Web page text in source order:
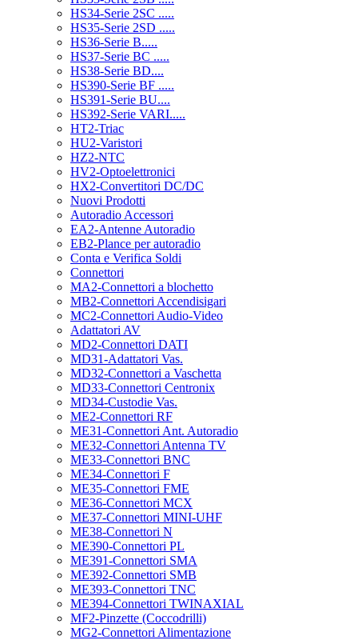
HS34-Serie 2SC .....
HS35-Serie 2SD .....
HS36-Serie B.....
HS37-Serie BC .....
HS38-Serie BD....
HS390-Serie BF .....
HS391-Serie BU....
HS392-Serie VARI.....
HT2-Triac
HU2-Varistori
HZ2-NTC
HV2-Optoelettronici
HX2-Convertitori DC/DC
Nuovi Prodotti
Autoradio Accessori
EA2-Antenne Autoradio
EB2-Plance per autoradio
Conta e Verifica Soldi
Connettori
MA2-Connettori a blochetto
MB2-Connettori Accendisigari
MC2-Connettori Audio-Video
Adattatori AV
MD2-Connettori DATI
MD31-Adattatori Vas.
MD32-Connettori a Vaschetta
MD33-Connettori Centronix
MD34-Custodie Vas.
ME2-Connettori RF
ME31-Connettori Ant. Autoradio
ME32-Connettori Antenna TV
ME33-Connettori BNC
ME34-Connettori F
ME35-Connettori FME
ME36-Connettori MCX
ME37-Connettori MINI-UHF
ME38-Connettori N
ME390-Connettori PL
ME391-Connettori SMA
ME392-Connettori SMB
ME393-Connettori TNC
ME394-Connettori TWINAXIAL
MF2-Pinzette (Coccodrilli)
MG2-Connettori Alimentazione